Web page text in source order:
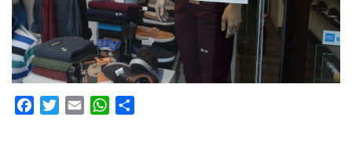
FacebookTwitterEmail WhatsApp